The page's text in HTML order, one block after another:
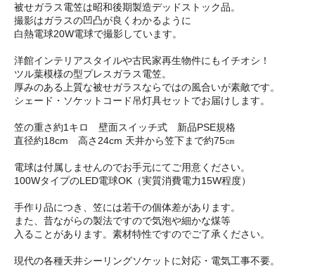
被せガラス電笠は昭和後期製造デッドストック品。
撮影はガラスの凹凸が良くわかるように
白熱電球20W電球で撮影しています。
洋館インテリアスタイルや古民家再生物件にもイチオシ！
ツル葉模様の型プレスガラス電笠。
厚みのある上質な被せガラスならではの風合いが素敵です。
シェード・ソケットコード吊灯具セットでお届けします。
笠の重さ約1キロ 壁面スイッチ式 新品PSE規格
直径約18cm 高さ24cm 天井から笠下まで約75㎝
電球は付属しませんのでお手元にてご用意ください。
100WタイプのLED電球OK（実質消費電力15W程度）
手作り品につき、笠には若干の個体差があります。
また、昔ながらの製法ですので気泡や細かな煤等
入ることがあります。素材特性ですのでご了承ください。
現代の各種天井シーリングソケットに対応・電気工事不要。